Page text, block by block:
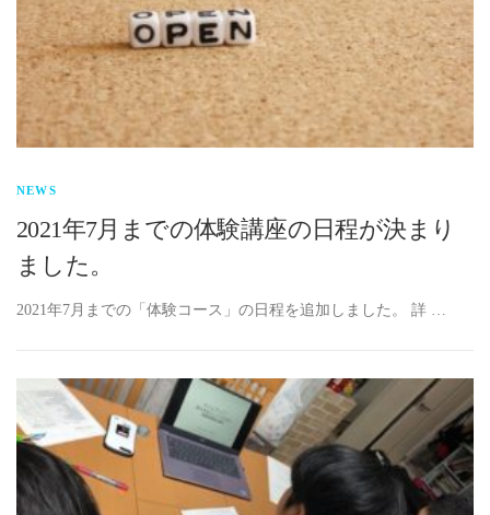
NEWS
2021年7月までの体験講座の日程が決まり
ました。
2021年7月までの「体験コース」の日程を追加しました。 詳 …